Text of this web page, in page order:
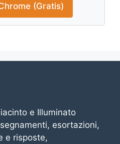
(Gratis)
e Illuminato
esortazioni,
e risposte,